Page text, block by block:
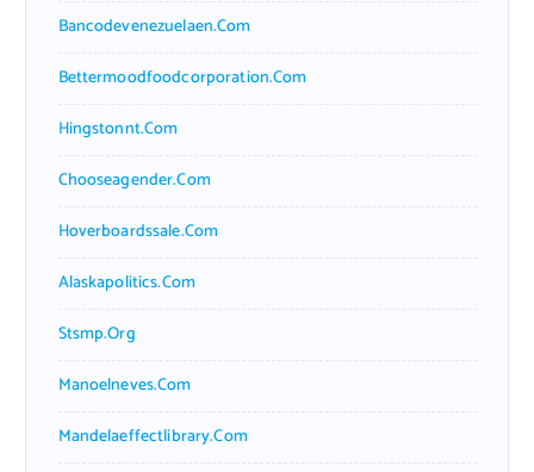
Bancodevenezuelaen.com
Bettermoodfoodcorporation.com
Hingstonnt.com
Chooseagender.com
Hoverboardssale.com
Alaskapolitics.com
Stsmp.org
Manoelneves.com
Mandelaeffectlibrary.com